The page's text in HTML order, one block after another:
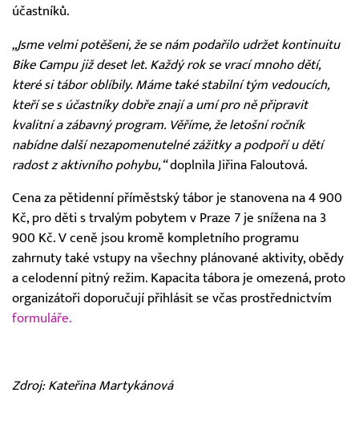
účastníků.
„Jsme velmi potěšeni, že se nám podařilo udržet kontinuitu
Bike Campu již deset let. Každý rok se vrací mnoho dětí,
které si tábor oblíbily. Máme také stabilní tým vedoucích,
kteří se s účastníky dobře znají a umí pro ně připravit
kvalitní a zábavný program. Věříme, že letošní ročník
nabídne další nezapomenutelné zážitky a podpoří u dětí
radost z aktivního pohybu,“doplnila Jiřina Faloutová.
Cena za pětidenní příměstský tábor je stanovena na 4 900
Kč, pro děti s trvalým pobytem v Praze 7 je snížena na 3
900 Kč. V ceně jsou kromě kompletního programu
zahrnuty také vstupy na všechny plánované aktivity, obědy
a celodenní pitný režim. Kapacita tábora je omezená, proto
organizátoři doporučují přihlásit se včas prostřednictvím
formuláře.
Zdroj: Kateřina Martykánová